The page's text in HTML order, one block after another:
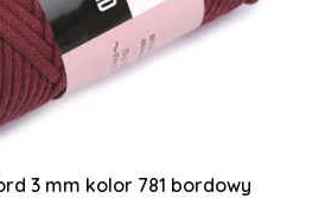
3 mm kolor 781 bordowy